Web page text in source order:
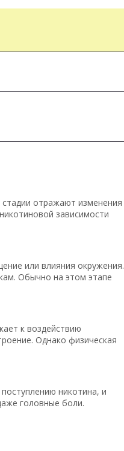
отражают изменения
зависимости
или влияния окружения.
Обычно на этом этапе
к воздействию
Однако физическая
никотина, и
головные боли.